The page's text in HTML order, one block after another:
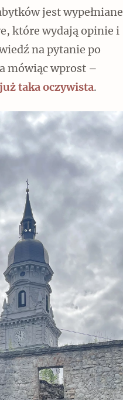
jest wypełniane
które wydają opinie i
na pytanie po
mówiąc wprost –
taka oczywista.